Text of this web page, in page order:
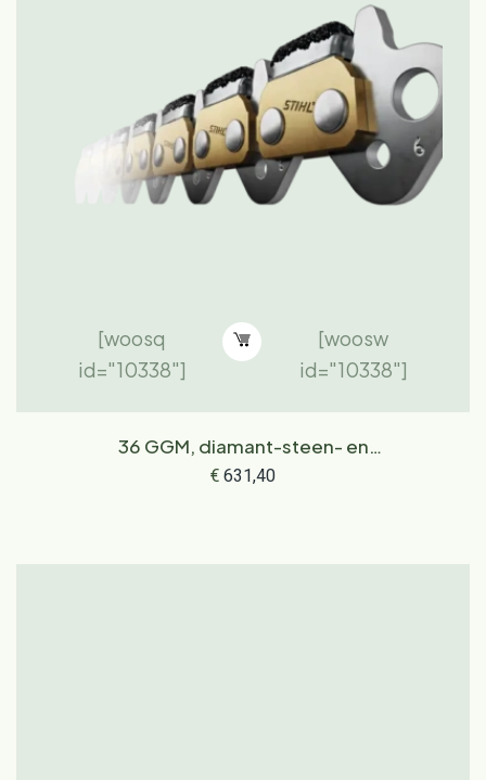
[woosq
id="10338"]
[woosw
id="10338"]
36 GGM, diamant-steen- en
betonzaagketting, 45 cm
€631,40